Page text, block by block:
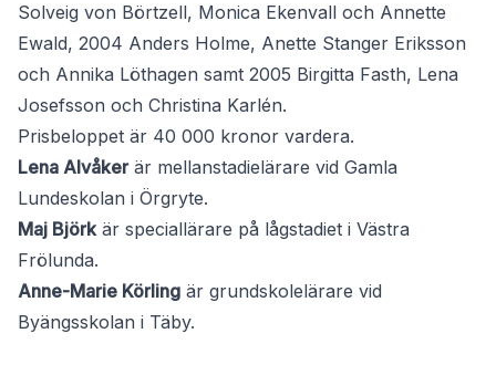
Solveig von Börtzell, Monica Ekenvall och Annette
Ewald, 2004 Anders Holme, Anette Stanger Eriksson
och Annika Löthagen samt 2005 Birgitta Fasth, Lena
Josefsson och Christina Karlén.
Prisbeloppet är 40 000 kronor vardera.
Lena Alvåkerär mellanstadielärare vid Gamla
Lundeskolan i Örgryte.
Maj Björkär speciallärare på lågstadiet i Västra
Frölunda.
Anne-Marie Körling är grundskolelärare vid
Byängsskolan i Täby.